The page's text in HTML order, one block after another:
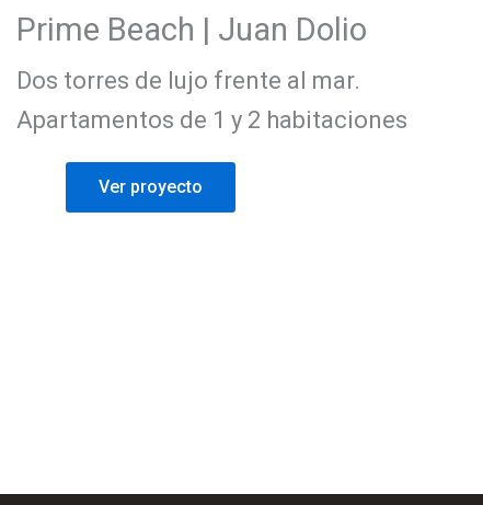
Prime Beach | Juan Dolio
Dos torres de lujo frente al mar.
Apartamentos de 1 y 2 habitaciones
Ver proyecto